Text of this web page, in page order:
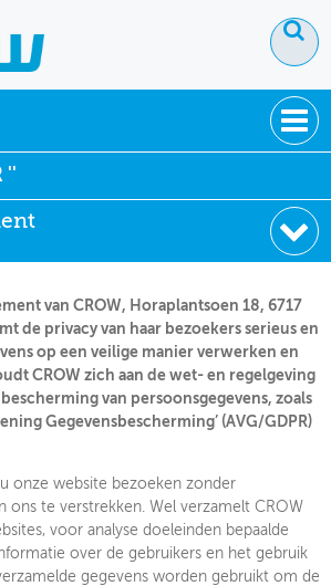
''
van CROW, Horaplantsoen 18, 6717
de privacy van haar bezoekers serieus en
op een veilige manier verwerken en
CROW zich aan de wet- en regelgeving
van persoonsgegevens, zoals
Gegevensbescherming’ (AVG/GDPR)
onze website bezoeken zonder
ons te verstrekken. Wel verzamelt CROW
voor analyse doeleinden bepaalde
over de gebruikers en het gebruik
gegevens worden gebruikt om de